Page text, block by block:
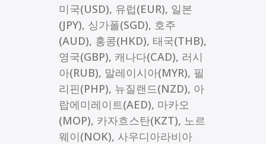
미국(USD), 유럽(EUR), 일본
(JPY), 싱가폴(SGD), 호주
(AUD), 홍콩(HKD), 태국(THB),
영국(GBP), 캐나다(CAD), 러시
아(RUB), 말레이시아(MYR), 필
리핀(PHP), 뉴질랜드(NZD), 아
랍에미레이트(AED), 마카오
(MOP), 카자흐스탄(KZT), 노르
웨이(NOK), 사우디아라비아